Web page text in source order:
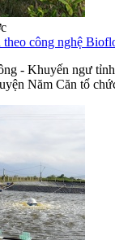
công nghệ
- Khuyến ngư
Năm Căn tổ